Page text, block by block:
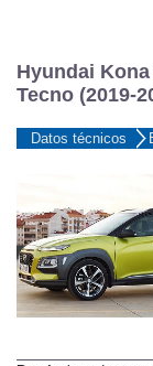
Hyundai Kona
Tecno (2019-
Datos técnicos